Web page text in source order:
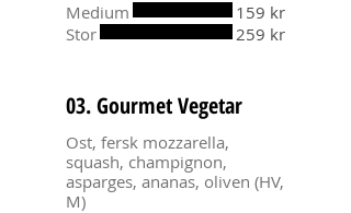
Medium
159 kr
Stor
259 kr
03. Gourmet Vegetar
Ost, fersk mozzarella,
squash, champignon,
asparges, ananas, oliven (HV,
M)